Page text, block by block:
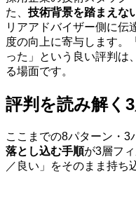
た、 技術背景を踏まえな
リアアドバイザー側に伝
度の向上に寄与します。
った」という良い評判は
る場面です。
評判を読み解く
ここまでの8パターン・3
落とし込む手順が3層フ
／良い」をそのまま持ち